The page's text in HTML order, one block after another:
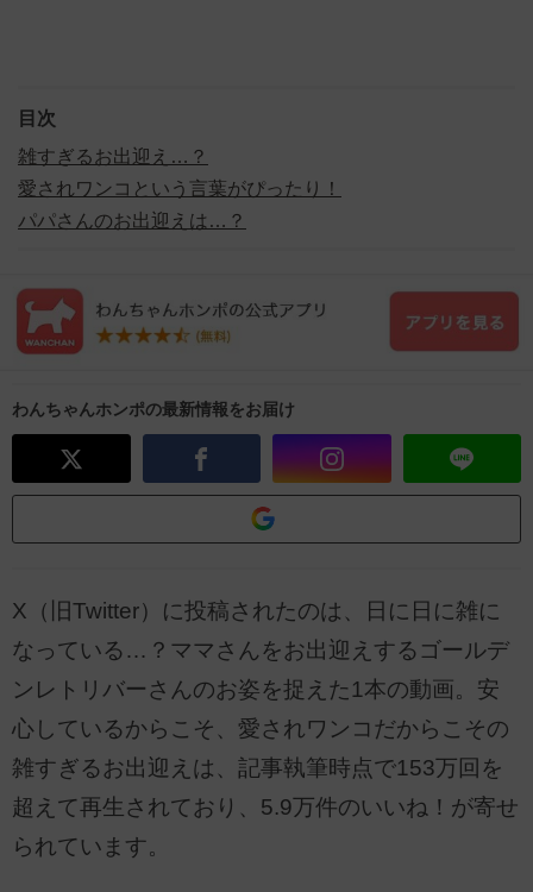
目次
雑すぎるお出迎え…？
愛されワンコという言葉がぴったり！
パパさんのお出迎えは…？
わんちゃんホンポの最新情報をお届け
X（旧Twitter）に投稿されたのは、日に日に雑に
なっている…？ママさんをお出迎えするゴールデ
ンレトリバーさんのお姿を捉えた1本の動画。安
心しているからこそ、愛されワンコだからこその
雑すぎるお出迎えは、記事執筆時点で153万回を
超えて再生されており、5.9万件のいいね！が寄せ
られています。